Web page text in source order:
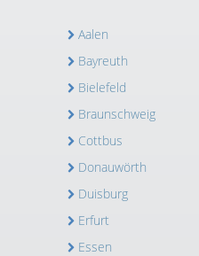
Aalen
Bayreuth
Bielefeld
Braunschweig
Cottbus
Donauwörth
Duisburg
Erfurt
Essen